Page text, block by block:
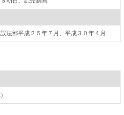
法部平成２５年７月、平成３０年４月